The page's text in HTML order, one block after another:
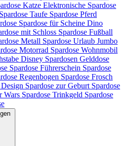
Katze Elektronische Spardose
Spardose Taufe Spardose Pferd
Spardose für Scheine Dino
mit Schloss Spardose Fußball
Metall Spardose Urlaub Jumbo
Motorrad Spardose Wohnmobil
Disney Spardosen Gelddose
Spardose Führerschein Spardose
Regenbogen Spardose Frosch
Spardose zur Geburt Spardose
Wars Spardose Trinkgeld Spardose